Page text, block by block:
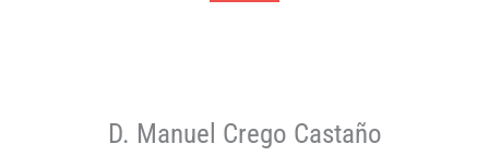
D. Manuel Crego Castaño